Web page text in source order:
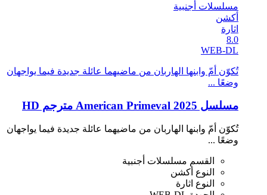
مسلسلات أجنبية
أكشن
اثارة
8.0
WEB-DL
تُكوّن أمّ وابنها الهاربان من ماضيهما عائلة جديدة فيما يواجهان
وضعًا ...
مسلسل American Primeval 2025 مترجم HD
تُكوّن أمّ وابنها الهاربان من ماضيهما عائلة جديدة فيما يواجهان
وضعًا ...
القسم مسلسلات أجنبية
النوع أكشن
النوع اثارة